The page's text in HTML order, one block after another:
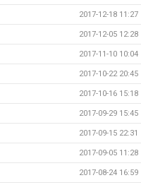
2017-12-18 11:27
2017-12-05 12:28
2017-11-10 10:04
2017-10-22 20:45
2017-10-16 15:18
2017-09-29 15:45
2017-09-15 22:31
2017-09-05 11:28
2017-08-24 16:59